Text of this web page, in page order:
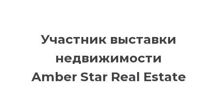
Участник выставки
недвижимости
Amber Star Real Estate